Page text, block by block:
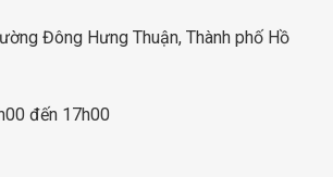
Đông Hưng Thuận, Thành phố Hồ
đến 17h00